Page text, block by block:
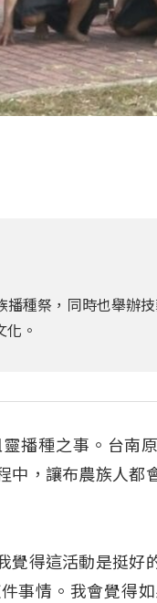
種祭，同時也舉辦
。
播種之事。台南
中，讓布農族人都
覺得這活動是挺好
事情。我會覺得